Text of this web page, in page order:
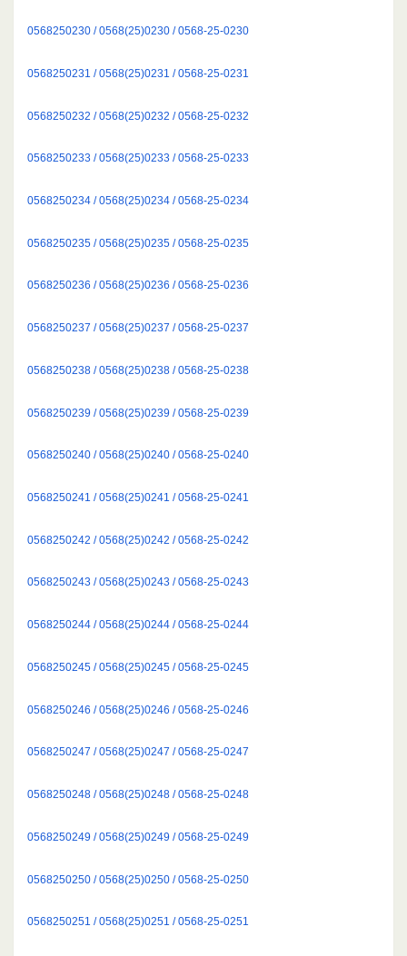
0568250230 / 0568(25)0230 / 0568-25-0230
0568250231 / 0568(25)0231 / 0568-25-0231
0568250232 / 0568(25)0232 / 0568-25-0232
0568250233 / 0568(25)0233 / 0568-25-0233
0568250234 / 0568(25)0234 / 0568-25-0234
0568250235 / 0568(25)0235 / 0568-25-0235
0568250236 / 0568(25)0236 / 0568-25-0236
0568250237 / 0568(25)0237 / 0568-25-0237
0568250238 / 0568(25)0238 / 0568-25-0238
0568250239 / 0568(25)0239 / 0568-25-0239
0568250240 / 0568(25)0240 / 0568-25-0240
0568250241 / 0568(25)0241 / 0568-25-0241
0568250242 / 0568(25)0242 / 0568-25-0242
0568250243 / 0568(25)0243 / 0568-25-0243
0568250244 / 0568(25)0244 / 0568-25-0244
0568250245 / 0568(25)0245 / 0568-25-0245
0568250246 / 0568(25)0246 / 0568-25-0246
0568250247 / 0568(25)0247 / 0568-25-0247
0568250248 / 0568(25)0248 / 0568-25-0248
0568250249 / 0568(25)0249 / 0568-25-0249
0568250250 / 0568(25)0250 / 0568-25-0250
0568250251 / 0568(25)0251 / 0568-25-0251